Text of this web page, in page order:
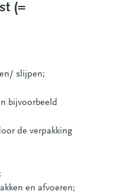
(=
slijpen;
bijvoorbeeld
de verpakking
en afvoeren;